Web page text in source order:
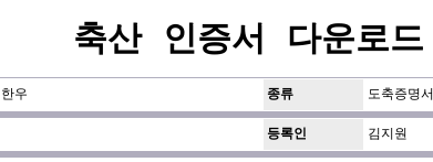
축산 인증서 다운로드
한우 종류 도축증명서
등록인 김지원